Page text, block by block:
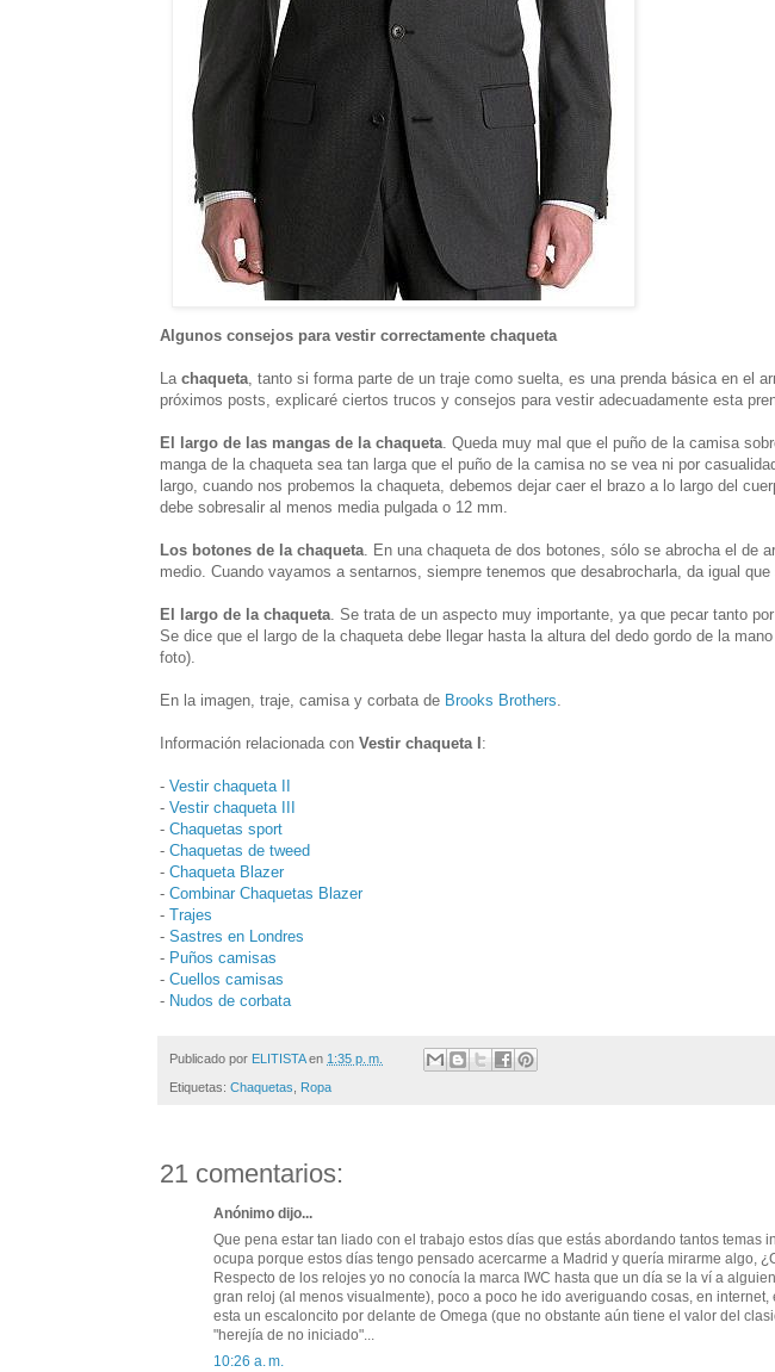
Algunos consejos para vestir correctamente chaqueta
La chaqueta , tanto si forma parte de un traje como suelta, es una prenda básica en el
próximos posts, explicaré ciertos trucos y consejos para vestir adecuadamente esta
El largo de las mangas de la chaqueta . Queda muy mal que el puño de la camisa
manga de la chaqueta sea tan larga que el puño de la camisa no se vea ni por
largo, cuando nos probemos la chaqueta, debemos dejar caer el brazo a lo largo del
debe sobresalir al menos media pulgada o 12 mm.
Los botones de la chaqueta . En una chaqueta de dos botones, sólo se abrocha el de
medio. Cuando vayamos a sentarnos, siempre tenemos que desabrocharla, da igual
El largo de la chaqueta . Se trata de un aspecto muy importante, ya que pecar tanto
Se dice que el largo de la chaqueta debe llegar hasta la altura del dedo gordo de la
foto).
En la imagen, traje, camisa y corbata de Brooks Brothers
Información relacionada con Vestir chaqueta I:
- Vestir chaqueta II
- Vestir chaqueta III
- Chaquetas sport
- Chaquetas de tweed
- Chaqueta Blazer
- Combinar Chaquetas Blazer
- Trajes
- Sastres en Londres
- Puños camisas
- Cuellos camisas
- Nudos de corbata
Publicado por ELITISTA en 1:35 p. m.
Etiquetas: Chaquetas Ropa
21 comentarios:
Anónimo dijo...
Que pena estar tan liado con el trabajo estos días que estás abordando tantos temas
ocupa porque estos días tengo pensado acercarme a Madrid y quería mirarme algo,
Respecto de los relojes yo no conocía la marca IWC hasta que un día se la ví a
gran reloj (al menos visualmente), poco a poco he ido averiguando cosas, en
esta un escaloncito por delante de Omega (que no obstante aún tiene el valor del
"herejía de no iniciado"...
10:26 a. m.